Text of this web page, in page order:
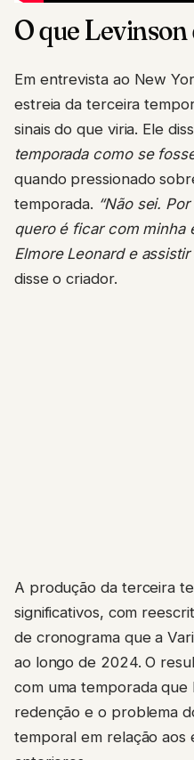
O que
Em entrevista ao New
estreia da terceira
sinais do que viria. Ele
temporada como se
quando pressionado
temporada. “Não sei.
quero é ficar com minha
Elmore Leonard e
disse o criador.
A produção da terceira
significativos, com
de cronograma que a
ao longo de 2024. O
com uma temporada que
redenção e o problema
temporal em relação aos